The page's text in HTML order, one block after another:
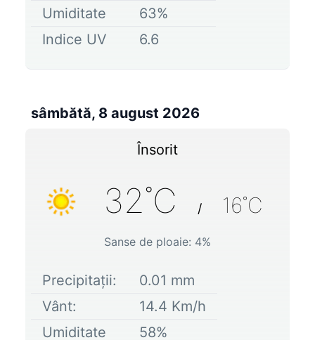
Umiditate
63%
Indice UV
6.6
sâmbătă, 8 august 2026
Însorit
32˚C / 16˚C
Sanse de ploaie: 4%
Precipitații: 0.01 mm
Vânt:
14.4 Km/h
Umiditate
58%